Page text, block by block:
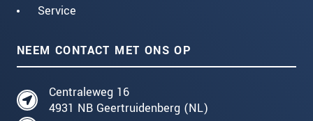
Service
NEEM CONTACT MET ONS OP
Centraleweg 16
4931 NB Geertruidenberg (NL)